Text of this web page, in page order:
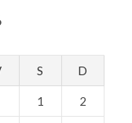
S D
1 2